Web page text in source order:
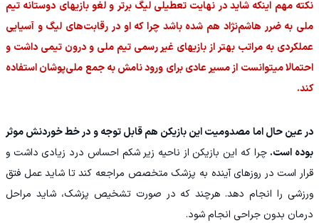
نکته مهم اینکه شاید در نهایت تعطیلی لیگ برتر و لغو بازیهای دوستانه تیم
ملی به ضرر هاشم‌نژاد هم شده باشد چرا که او در رقابت‌های لیگ و آسیایی
عملکردی به مراتب بهتر از بازیهای غیر رسمی تیم ملی و درون تیمی داشت و
احتمالا میتوانست از مسیر عادی برای ورود نامش به جمع ملی‌پوشان استفاده
کند.
در عین حال اما مصدومیت این بازیکن هم قابل توجه و در خط خوردنش موثر
بوده است. چرا که این بازیکن از ناحیه زیر شکم احساس درد زیادی داشت و
قرار است در روزهای آینده به پزشک متخصص مراجعه کند تا شاید عمل فتق
ورزشی را انجام دهد. هرچند که در صورت تشخیص پزشک، شاید مراحل
درمان بدون جراحی انجام شود.